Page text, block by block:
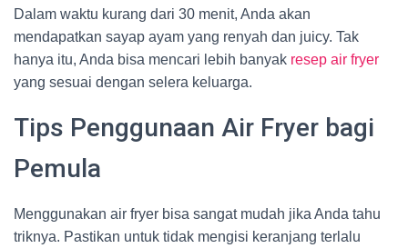
Dalam waktu kurang dari 30 menit, Anda akan
mendapatkan sayap ayam yang renyah dan juicy. Tak
hanya itu, Anda bisa mencari lebih banyak resep air fryer
yang sesuai dengan selera keluarga.
Tips Penggunaan Air Fryer bagi
Pemula
Menggunakan air fryer bisa sangat mudah jika Anda tahu
triknya. Pastikan untuk tidak mengisi keranjang terlalu